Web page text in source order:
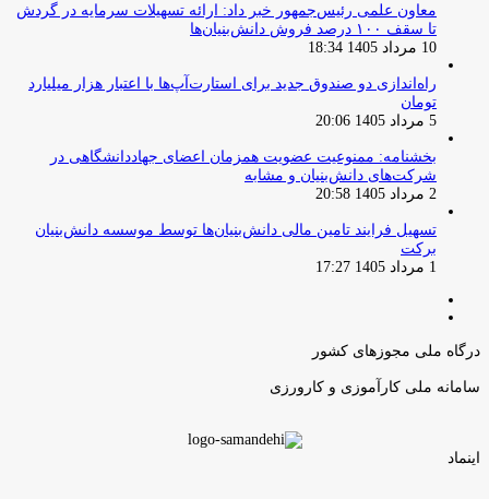
معاون علمی رئیس‌جمهور خبر داد: ارائه تسهیلات سرمایه در گردش
تا سقف ۱۰۰ درصد فروش دانش‌بنیان‌ها
10 مرداد 1405 18:34
راه‌اندازی دو صندوق جدید برای استارت‌آپ‌ها با اعتبار هزار میلیارد
تومان
5 مرداد 1405 20:06
بخشنامه: ممنوعیت عضویت همزمان اعضای جهاددانشگاهی در
شرکت‌های دانش‌بنیان و مشابه
2 مرداد 1405 20:58
تسهیل فرایند تامین مالی دانش‌بنیان‌ها توسط موسسه دانش‌بنیان
برکت
1 مرداد 1405 17:27
درگاه ملی مجوزهای کشور
سامانه ملی کارآموزی و کارورزی
اینماد